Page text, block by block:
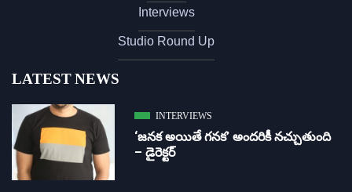
Interviews
Studio Round Up
LATEST NEWS
INTERVIEWS
‘జ‌న‌క అయితే గ‌న‌క‌’ అందరికీ నచ్చుతుంది
– డైరెక్ట‌ర్